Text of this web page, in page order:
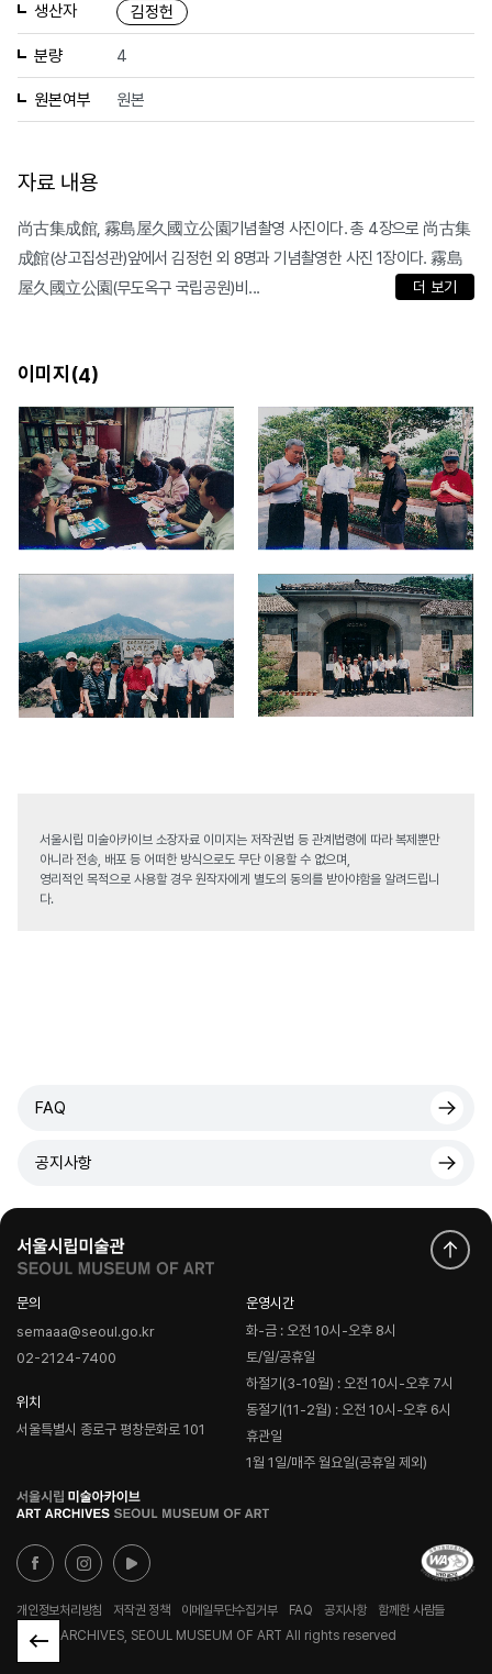
생산자 김정헌
분량 4
원본여부 원본
자료 내용
尚古集成館, 霧島屋久國立公園기념촬영 사진이다. 총 4장으로 尚古集
成館(상고집성관)앞에서 김정헌 외 8명과 기념촬영한 사진 1장이다. 霧島
屋久國立公園(무도옥구 국립공원)비...
더 보기
이미지(4)
서울시립 미술아카이브 소장자료 이미지는 저작권법 등 관계법령에 따라 복제뿐만
아니라 전송, 배포 등 어떠한 방식으로도 무단 이용할 수 없으며,
영리적인 목적으로 사용할 경우 원작자에게 별도의 동의를 받아야함을 알려드립니
다.
FAQ
공지사항
문의
semaaa@seoul.go.kr
02-2124-7400
위치
서울특별시 종로구 평창문화로 101
운영시간
화-금 : 오전 10시-오후 8시
토/일/공휴일
하절기(3-10월) : 오전 10시-오후 7시
동절기(11-2월) : 오전 10시-오후 6시
휴관일
1월 1일/매주 월요일(공휴일 제외)
로
고
개인정보처리방침 저작권 정책 이메일무단수집거부 FAQ 공지사항
함께한 사람들
© ART ARCHIVES, SEOUL MUSEUM OF ART All rights reserved